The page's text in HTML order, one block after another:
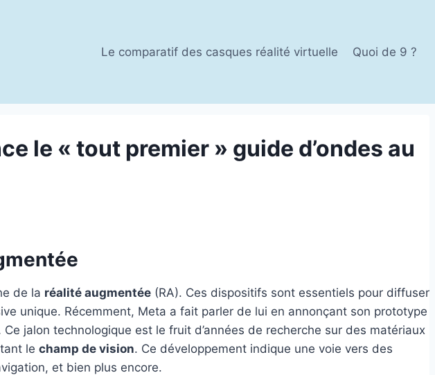
Le comparatif des casques réalité virtuelle Quoi de 9 ?
le « tout premier » guide d’ondes au
de la réalité augmentée (RA). Ces dispositifs sont essentiels pour diffuser
unique. Récemment, Meta a fait parler de lui en annonçant son prototype
jalon technologique est le fruit d’années de recherche sur des matériaux
le champ de vision. Ce développement indique une voie vers des
et bien plus encore.